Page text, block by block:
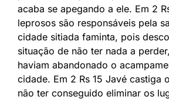
acaba se apegando a ele. Em 2
leprosos são responsáveis pela
cidade sitiada faminta, pois
situação de não ter nada a
haviam abandonado o
cidade. Em 2 Rs 15 Javé castiga
não ter conseguido eliminar os